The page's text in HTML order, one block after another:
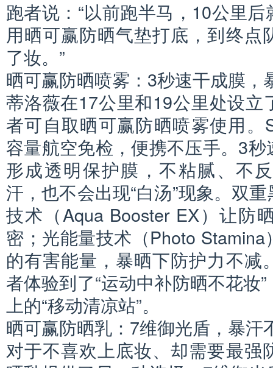
跑者说：“以前跑半马，10公里
用晒可赢防晒气垫打底，到终点
了妆。”
晒可赢防晒喷雾：3秒速干成膜，
蒂洛薇在17公里和19公里处设立
者可自取晒可赢防晒喷雾使用。
容量航空免检，便携不压手。3
形成透明保护膜，不粘腻、不
汗，也不会出现“白汤”现象。双
技术（Aqua Booster EX）让防
密；光能量技术（Photo
的有害能量，暴晒下防护力不减
者体验到了“运动中补防晒不花妆
上的“移动清凉站”。
晒可赢防晒乳：7维御光盾，暴汗
对于不喜欢上底妆、却需要最强